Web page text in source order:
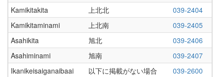
Kamikitakita
上北北
039-2404
Kamikitaminami
上北南
039-2405
Asahikita
旭北
039-2406
Asahiminami
旭南
039-2407
Ikanikeisaiganaibaai
以下に掲載がない場合
039-2600